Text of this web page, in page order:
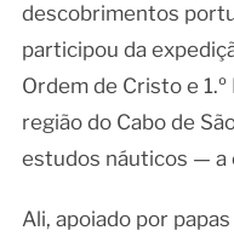
descobrimentos
participou da
Ordem de Cristo e
região do Cabo de
estudos náuticos — a
Ali, apoiado por